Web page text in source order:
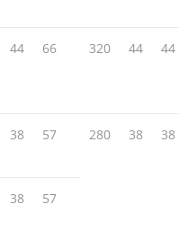
44 66 320 44 44
38 57 280 38 38
38 57